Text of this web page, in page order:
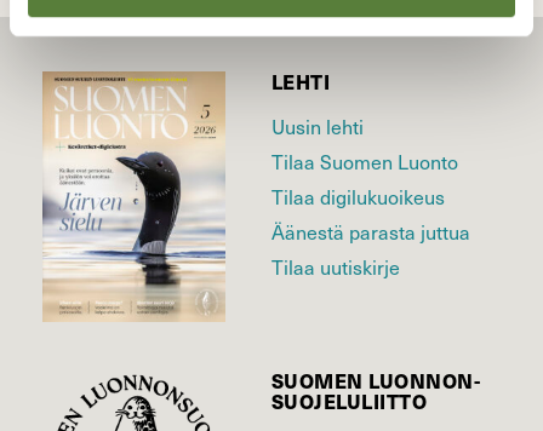
LEHTI
Uusin lehti
Tilaa Suomen Luonto
Tilaa digilukuoikeus
Äänestä parasta juttua
Tilaa uutiskirje
SUOMEN LUONNON­
SUOJELU­LIITTO